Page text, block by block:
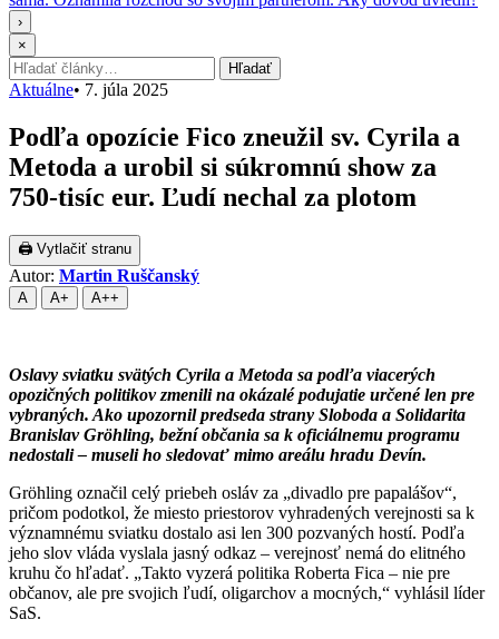
›
×
Hľadať: Hľadať
Aktuálne• 7. júla 2025
Podľa opozície Fico zneužil sv. Cyrila a
Metoda a urobil si súkromnú show za
750-tisíc eur. Ľudí nechal za plotom
🖨 Vytlačiť stranu
Autor: Martin Ruščanský
A A+ A++
Oslavy sviatku svätých Cyrila a Metoda sa podľa viacerých
opozičných politikov zmenili na okázalé podujatie určené len pre
vybraných. Ako upozornil predseda strany Sloboda a Solidarita
Branislav Gröhling, bežní občania sa k oficiálnemu programu
nedostali – museli ho sledovať mimo areálu hradu Devín.
Gröhling označil celý priebeh osláv za „divadlo pre papalášov“,
pričom podotkol, že miesto priestorov vyhradených verejnosti sa k
významnému sviatku dostalo asi len 300 pozvaných hostí. Podľa
jeho slov vláda vyslala jasný odkaz – verejnosť nemá do elitného
kruhu čo hľadať. „Takto vyzerá politika Roberta Fica – nie pre
občanov, ale pre svojich ľudí, oligarchov a mocných,“ vyhlásil líder
SaS.